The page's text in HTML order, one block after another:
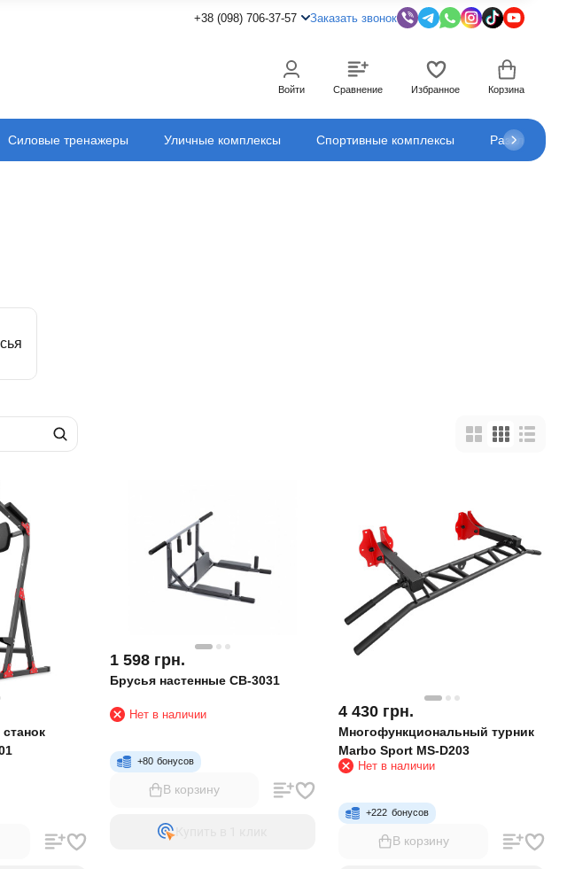
+38 (098) 706-37-57 Заказать звонок
Войти Сравнение Избранное Корзина
Силовые тренажеры Уличные комплексы Спортивные комплексы Развлечения
1 598 грн.
Брусья настенные CB-3031
Нет в наличии
+80 бонусов
В корзину
Купить в 1 клик
4 430 грн.
Многофункциональный турник
Marbo Sport MS-D203
Нет в наличии
+222 бонусов
В корзину